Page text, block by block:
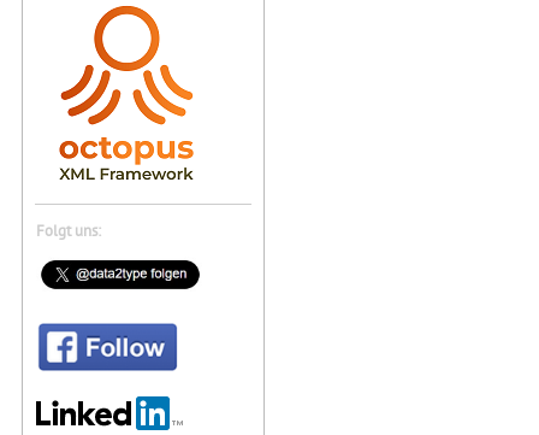
Folgt uns: